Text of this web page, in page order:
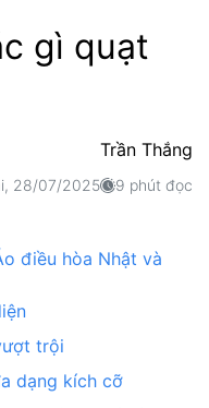
gì quạt
Trần Thắng
28/07/2025 9 phút đọc
điều hòa Nhật và
trội
dạng kích cỡ